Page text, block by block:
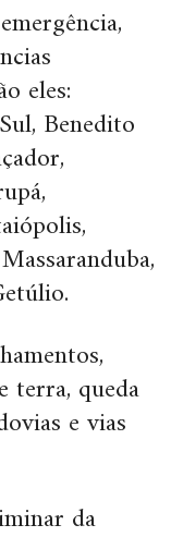
eles:
Benedito
terra, queda
e vias
da